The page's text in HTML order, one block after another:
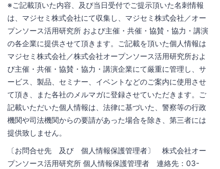
※ご記載頂いた内容、及び当日受付でご提示頂いた名刺情報
は、マジセミ株式会社にて収集し、マジセミ株式会社／オー
プンソース活用研究所 および主催・共催・協賛・協力・講演
の各企業に提供させて頂きます。ご記載を頂いた個人情報は
マジセミ株式会社／株式会社オープンソース活用研究所およ
び主催・共催・協賛・協力・講演企業にて厳重に管理し、サ
ービス、製品、セミナー、イベントなどのご案内に使用させ
て頂き、また各社のメルマガに登録させていただきます。ご
記載いただいた個人情報は、法律に基づいた、警察等の行政
機関や司法機関からの要請があった場合を除き、第三者には
提供致しません。
〔お問合せ先 及び 個人情報保護管理者〕 株式会社オー
プンソース活用研究所 個人情報保護管理者 連絡先：03-